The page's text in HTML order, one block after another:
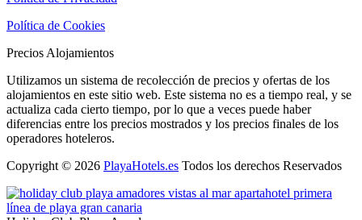
Política de Cookies
Precios Alojamientos
Utilizamos un sistema de recolección de precios y ofertas de los
alojamientos en este sitio web. Este sistema no es a tiempo real, y se
actualiza cada cierto tiempo, por lo que a veces puede haber
diferencias entre los precios mostrados y los precios finales de los
operadores hoteleros.
Copyright © 2026 PlayaHotels.es Todos los derechos Reservados